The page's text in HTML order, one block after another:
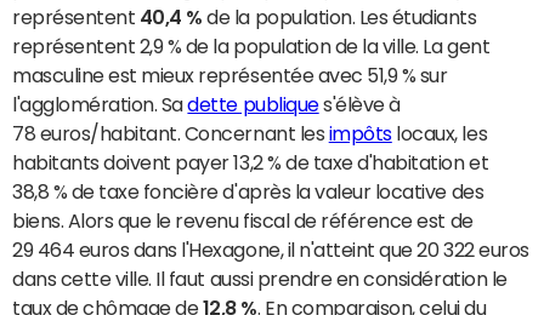
représentent 40,4 % de la population. Les étudiants
représentent 2,9 % de la population de la ville. La gent
masculine est mieux représentée avec 51,9 % sur
l'agglomération. Sadette publiques'élève à
78 euros/habitant. Concernant les impôtslocaux, les
habitants doivent payer 13,2 % de taxe d'habitation et
38,8 % de taxe foncière d'après la valeur locative des
biens. Alors que le revenu fiscal de référence est de
29 464 euros dans l'Hexagone, il n'atteint que 20 322 euros
dans cette ville. Il faut aussi prendre en considération le
taux de chômage de12,8 % . En comparaison, celui du